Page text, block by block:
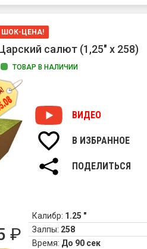
ШОК-ЦЕНА!
салют (1,25" х 258)
ТОВАР В НАЛИЧИИ
ВИДЕО
В ИЗБРАННОЕ
ПОДЕЛИТЬСЯ
₽
Калибр: 1.25 "
Залпы: 258
Время: До 90 сек